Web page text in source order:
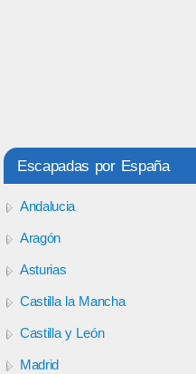
Escapadas por España
Andalucia
Aragón
Asturias
Castilla la Mancha
Castilla y León
Madrid